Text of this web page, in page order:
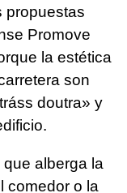
propuestas
Promove
la estética
son
doutra» y
alberga la
comedor o la